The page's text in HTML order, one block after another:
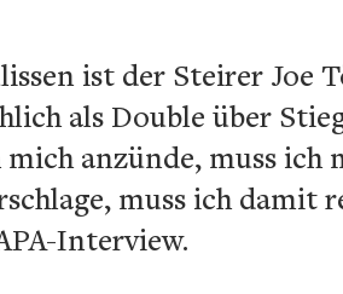
ist der Steirer Joe
als Double über
anzünde, muss ich
muss ich damit
Interview.